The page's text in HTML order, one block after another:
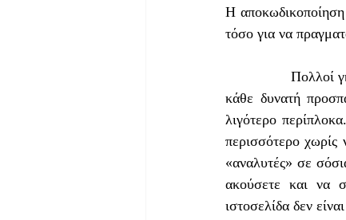
Η αποκωδικοποίηση
τόσο για να
κάθε δυνατή
λιγότερο
περισσότερο χωρίς
«αναλυτές» σε
ακούσετε και να
ιστοσελίδα δεν